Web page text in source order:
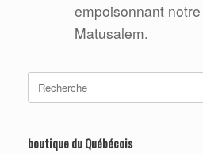
empoisonnant
Matusalem.
for:
boutique du Québécois